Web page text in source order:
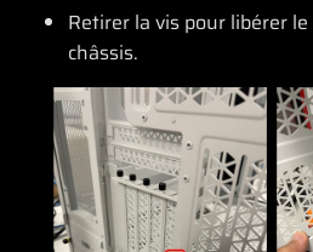
Retirer la vis pour libérer
châssis.